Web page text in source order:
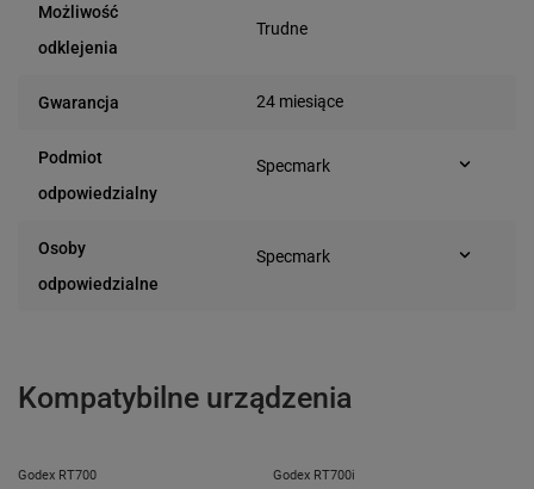
Możliwość
odklejenia
Trudne
Gwarancja 24 miesiące
Podmiot
odpowiedzialny
Specmark
e-mail: gspr@ptmb.pl
Osoby
odpowiedzialne
Specmark
Kompatybilne urządzenia
Godex RT700 Godex RT700i